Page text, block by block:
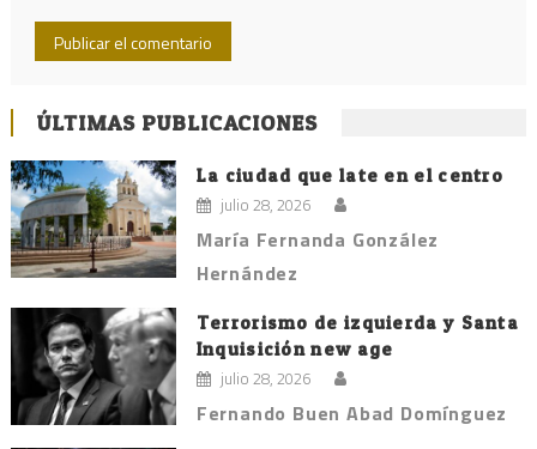
ÚLTIMAS PUBLICACIONES
La ciudad que late en el centro
julio 28, 2026
María Fernanda González
Hernández
Terrorismo de izquierda y Santa
Inquisición new age
julio 28, 2026
Fernando Buen Abad Domínguez